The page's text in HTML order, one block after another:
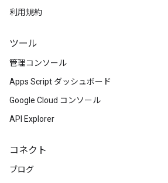
利用規約
ツール
管理コンソール
Apps Script ダッシュボード
Google Cloud コンソール
API Explorer
コネクト
ブログ